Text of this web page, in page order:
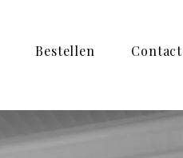
Bestellen Contact